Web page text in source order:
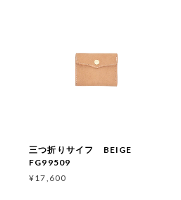
三つ折りサイフ BEIGE
FG99509
¥17,600